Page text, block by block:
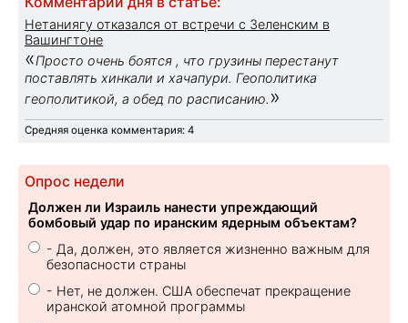
Нетаниягу отказался от встречи с Зеленским в
Вашингтоне
«Просто очень боятся , что грузины перестанут
поставлять хинкали и хачапури. Геополитика
геополитикой, а обед по расписанию. »
Средняя оценка комментария: 4
Опрос недели
Должен ли Израиль нанести упреждающий
бомбовый удар по иранским ядерным объектам?
- Да, должен, это является жизненно важным для
безопасности страны
- Нет, не должен. США обеспечат прекращение
иранской атомной программы